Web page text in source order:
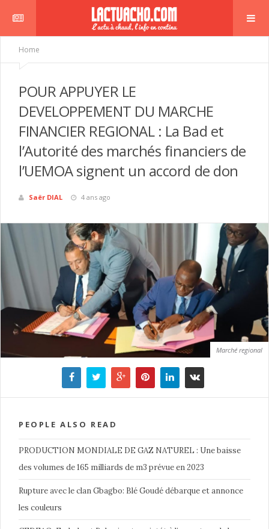
Home
POUR APPUYER LE
DEVELOPPEMENT DU MARCHE
FINANCIER REGIONAL : La Bad et
l’Autorité des marchés financiers de
l’UEMOA signent un accord de don
Saër DIAL 4 ans ago
Marché regional
PEOPLE ALSO READ
PRODUCTION MONDIALE DE GAZ NATUREL : Une baisse
des volumes de 165 milliards de m3 prévue en 2023
Rupture avec le clan Gbagbo: Blé Goudé débarque et annonce
les couleurs